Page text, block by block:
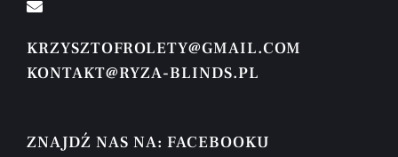
KRZYSZTOFROLETY@GMAIL.COM
KONTAKT@RYZA-BLINDS.PL
ZNAJDŹ NAS NA: FACEBOOKU